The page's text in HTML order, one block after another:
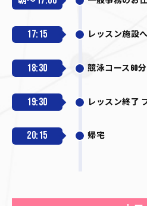
17:15 レッスン施設
18:30 競泳コース60分
19:30 レッスン終了
20:15 帰宅